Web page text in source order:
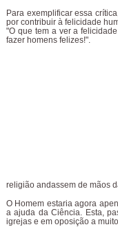
Para exemplificar essa
por contribuir à felicidade
"O que tem a ver a
fazer homens felizes!".
religião andassem de mãos
O Homem estaria agora
a ajuda da Ciência. Esta,
igrejas e em oposição a